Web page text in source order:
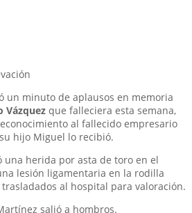
un minuto de aplausos en memoria
Vázquez que falleciera esta semana,
al fallecido empresario
hijo Miguel lo recibió.
una herida por asta de toro en el
lesión ligamentaria en la rodilla
al hospital para valoración.
salió a hombros.